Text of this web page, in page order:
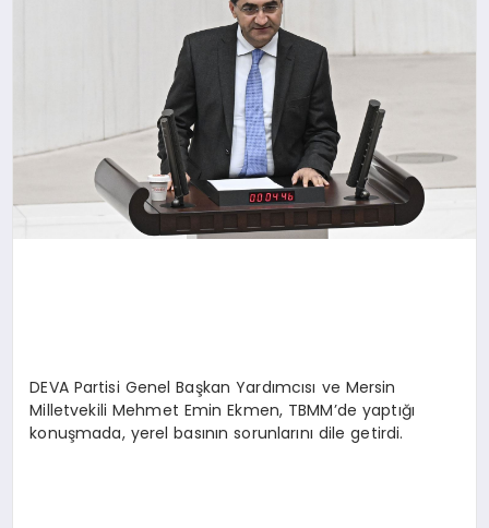
DEVA Partisi Genel Başkan Yardımcısı ve Mersin
Milletvekili Mehmet Emin Ekmen, TBMM’de yaptığı
konuşmada, yerel basının sorunlarını dile getirdi.